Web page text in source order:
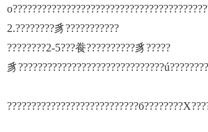
2.????????豸???????????
????????2-5???飬??????????豸?????
豸